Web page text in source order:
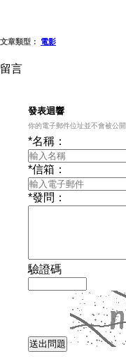
文章類型： 電影
留言
發表迴響
你的電子郵件位址並不會被公開
*名稱：
*信箱：
*發問：
驗證碼
送出問題